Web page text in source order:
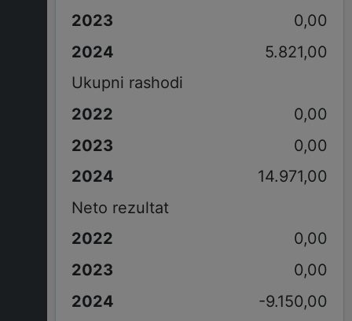
0,00
5.821,00
Ukupni rashodi
0,00
0,00
14.971,00
Neto rezultat
0,00
0,00
-9.150,00